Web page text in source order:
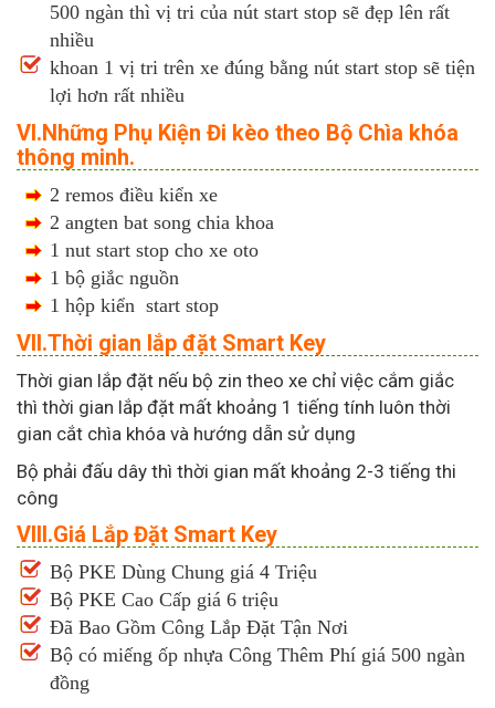
500 ngàn thì vị tri của nút start stop sẽ đẹp lên rất
nhiều
khoan 1 vị tri trên xe đúng bằng nút start stop sẽ tiện
lợi hơn rất nhiều
VI.Những Phụ Kiện Đi kèo theo Bộ Chìa khóa
thông minh.
2 remos điều kiển xe
2 angten bat song chia khoa
1 nut start stop cho xe oto
1 bộ giắc nguồn
1 hộp kiển start stop
VII.Thời gian lắp đặt Smart Key
Thời gian lắp đặt nếu bộ zin theo xe chỉ việc cắm giắc
thì thời gian lắp đặt mất khoảng 1 tiếng tính luôn thời
gian cắt chìa khóa và hướng dẫn sử dụng
Bộ phải đấu dây thì thời gian mất khoảng 2-3 tiếng thi
công
VIII.Giá Lắp Đặt Smart Key
Bộ PKE Dùng Chung giá 4 Triệu
Bộ PKE Cao Cấp giá 6 triệu
Đã Bao Gồm Công Lắp Đặt Tận Nơi
Bộ có miếng ốp nhựa Công Thêm Phí giá 500 ngàn
đồng